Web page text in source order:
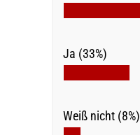
Ja (33%)
Weiß nicht (8%)